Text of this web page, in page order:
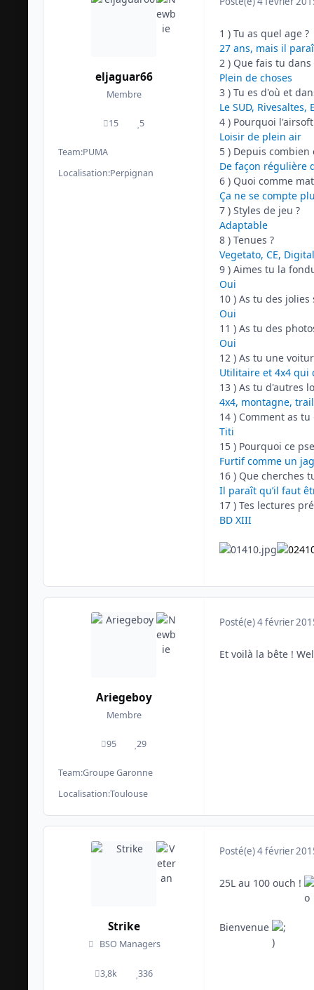
eljaguar66
Membre
15
messages
5
Réputation
Team:PUMA
Localisation:Perpignan
1 ) Tu as quel age ?
27 ans, mais il
2 ) Que fais tu dans
Plein de choses
3 ) Tu es d'où et
Le SUD, Rivesaltes,
4 ) Pourquoi l'airsoft
Loisir de plein air
5 ) Depuis combien
De façon régulière
6 ) Quoi comme
Ça ne se compte
7 ) Styles de jeu ?
Adaptable
8 ) Tenues ?
Vegetato, CE,
9 ) Aimes tu la
Oui
10 ) As tu des
Oui
11 ) As tu des
Oui
12 ) As tu une
Utilitaire et 4x4 qui
13 ) As tu d'autres
4x4, montagne,
14 ) Comment as
Titi
15 ) Pourquoi ce
Furtif comme un
16 ) Que cherches
Il paraît qu’il faut
17 ) Tes lectures
BD XIII
Ariegeboy
Membre
95
messages
29
Réputation
Team:Groupe Garonne
Localisation:Toulouse
Posté(e)4 février
Et voilà la bête !
Strike
BSO Managers
3,8k
messages336
Réputation
Posté(e)4 février
25L au 100 ouch !
Bienvenue